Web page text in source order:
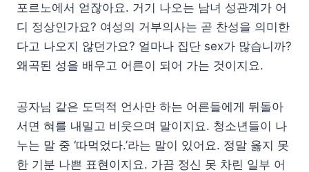
포르노에서 얻잖아요. 거기 나오는 남녀 성관계가 어
디 정상인가요? 여성의 거부의사는 곧 찬성을 의미한
다고 나오지 않던가요? 얼마나 집단 sex가 많습니까?
왜곡된 성을 배우고 어른이 되어 가는 것이지요.
공자님 같은 도덕적 언사만 하는 어른들에게 뒤돌아
서면 혀를 내밀고 비웃으며 말이지요. 청소년들이 나
누는 말 중 ‘따먹었다.’라는 말이 있어요. 정말 옳지 못
한 기분 나쁜 표현이지요. 가끔 정신 못 차린 일부 어